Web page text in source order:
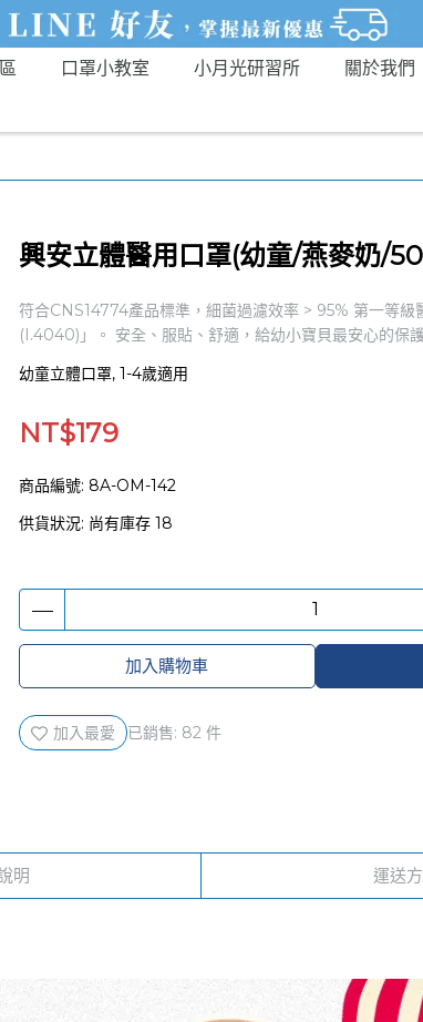
口罩小教室 小月光研習所 關於我們
興安立體醫用口罩(幼童/燕麥奶/
符合CNS14774產品標準，細菌過濾效率 > 95% 第一等級
(I.4040)」。 安全、服貼、舒適，給幼小寶貝最安心的保護
幼童立體口罩, 1-4歲適用
NT$179
商品編號: 8A-OM-142
供貨狀況: 尚有庫存 18
加入購物車
加入最愛 已銷售: 82 件
明 運送